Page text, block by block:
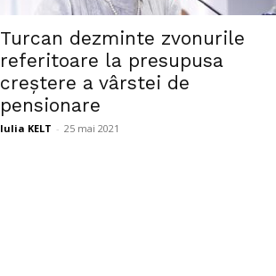
Turcan dezminte zvonurile
referitoare la presupusa
creștere a vârstei de
pensionare
Iulia KELT - 25 mai 2021